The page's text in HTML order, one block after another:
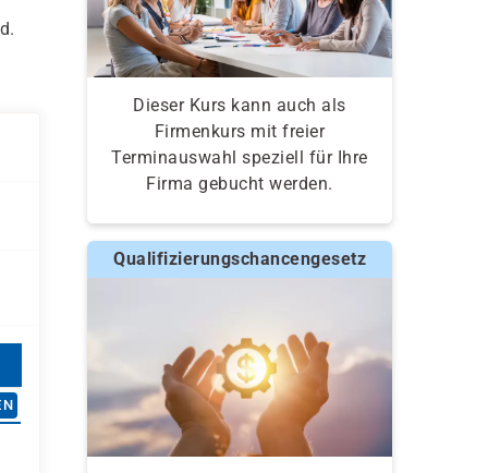
Dieser Kurs kann auch als
Firmenkurs mit freier
Terminauswahl speziell für Ihre
Firma gebucht werden.
Qualifizierungschancengesetz